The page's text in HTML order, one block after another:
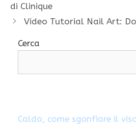
di Clinique
Video Tutorial Nail Art:
Cerca
Caldo, come sgonfiare il